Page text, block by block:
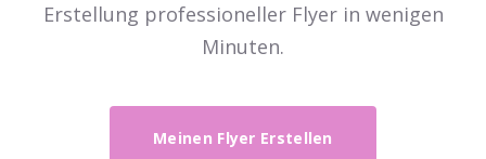
Erstellung professioneller Flyer in wenigen
Minuten.
Meinen Flyer Erstellen